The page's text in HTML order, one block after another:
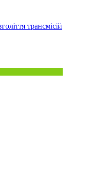
трансмісій